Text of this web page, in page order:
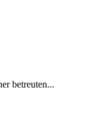
betreuten...